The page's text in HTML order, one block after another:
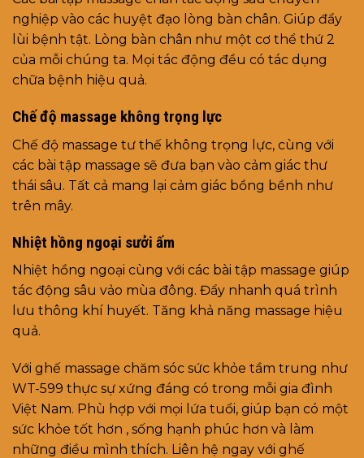
nghiệp vào các huyệt đạo lòng bàn chân. Giúp đẩy
lùi bệnh tật. Lòng bàn chân như một cơ thể thứ 2
của mỗi chúng ta. Mọi tác động đều có tác dụng
chữa bệnh hiệu quả.
Chế độ massage không trọng lực
Chế độ massage tư thế không trọng lực, cùng với
các bài tập massage sẽ đưa bạn vào cảm giác thư
thái sâu. Tất cả mang lại cảm giác bồng bềnh như
trên mây.
Nhiệt hồng ngoại sưởi ấm
Nhiệt hồng ngoại cùng với các bài tập massage giúp
tác động sâu vảo mùa đông. Đẩy nhanh quá trình
lưu thông khí huyết. Tăng khả năng massage hiệu
quả.
Với ghế massage chăm sóc sức khỏe tầm trung như
WT-599 thực sự xứng đáng có trong mỗi gia đình
Việt Nam. Phù hợp với mọi lứa tuổi, giúp bạn có một
sức khỏe tốt hơn , sống hạnh phúc hơn và làm
những điều mình thích. Liên hệ ngay với ghế